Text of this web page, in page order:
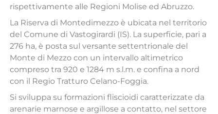
rispettivamente alle Regioni Molise ed Abruzzo.
La Riserva di Montedimezzo è ubicata nel territorio
del Comune di Vastogirardi (IS). La superficie, pari a
276 ha, è posta sul versante settentrionale del
Monte di Mezzo con un intervallo altimetrico
compreso tra 920 e 1284 m s.l.m. e confina a nord
con il Regio Tratturo Celano-Foggia.
Si sviluppa su formazioni fliscioidi caratterizzate da
arenarie marnose e argillose a contatto, nel settore